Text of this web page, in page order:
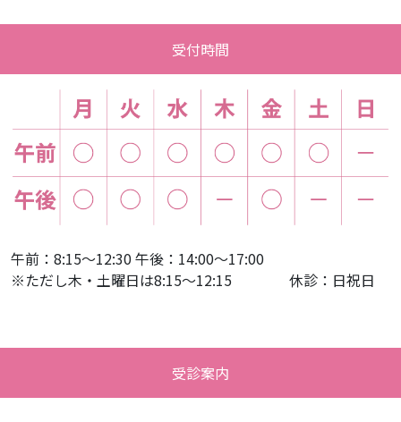
受付時間
午前：8:15～12:30 午後：14:00～17:00
※ただし木・土曜日は8:15～12:15 休診：日祝日
受診案内